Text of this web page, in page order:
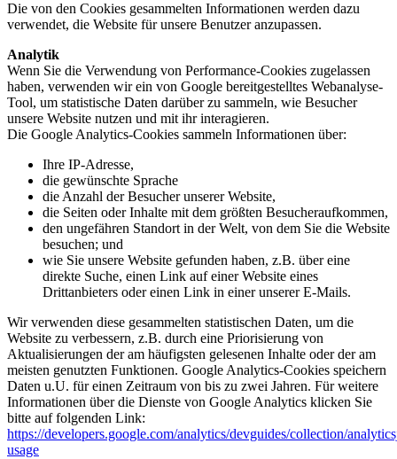
Die von den Cookies gesammelten Informationen werden dazu
verwendet, die Website für unsere Benutzer anzupassen.
Analytik
Wenn Sie die Verwendung von Performance-Cookies zugelassen
haben, verwenden wir ein von Google bereitgestelltes Webanalyse-
Tool, um statistische Daten darüber zu sammeln, wie Besucher
unsere Website nutzen und mit ihr interagieren.
Die Google Analytics-Cookies sammeln Informationen über:
Ihre IP-Adresse,
die gewünschte Sprache
die Anzahl der Besucher unserer Website,
die Seiten oder Inhalte mit dem größten Besucheraufkommen,
den ungefähren Standort in der Welt, von dem Sie die Website
besuchen; und
wie Sie unsere Website gefunden haben, z.B. über eine
direkte Suche, einen Link auf einer Website eines
Drittanbieters oder einen Link in einer unserer E-Mails.
Wir verwenden diese gesammelten statistischen Daten, um die
Website zu verbessern, z.B. durch eine Priorisierung von
Aktualisierungen der am häufigsten gelesenen Inhalte oder der am
meisten genutzten Funktionen. Google Analytics-Cookies speichern
Daten u.U. für einen Zeitraum von bis zu zwei Jahren. Für weitere
Informationen über die Dienste von Google Analytics klicken Sie
bitte auf folgenden Link:
https://developers.google.com/analytics/devguides/collection/
usage